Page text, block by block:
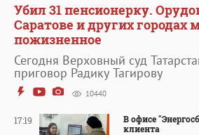
Убил 31 пенсионерку.
Саратове и других городах
пожизненное
Сегодня Верховный суд
приговор Радику Тагирову
10440
17:19
В офисе
клиента